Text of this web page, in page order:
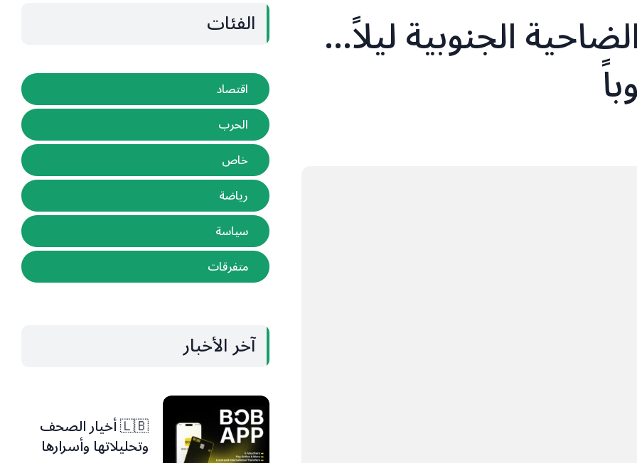
على الضاحية الجنوبية ليلاً… الفئات
اقتصاد
الحرب
خاص
رياضة
سياسة
متفرقات
آخر الأخبار
🇱🇧 أخيار الصحف
وتحليلاتها وأسرارها